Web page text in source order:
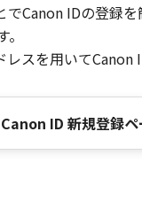
Canon IDの登録を
スを用いてCanon
Canon ID 新規登録ペ